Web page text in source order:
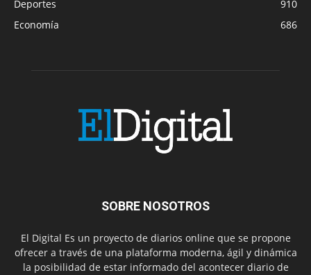
Deportes
910
Economía
686
SOBRE NOSOTROS
El Digital Es un proyecto de diarios online que se propone
ofrecer a través de una plataforma moderna, ágil y dinámica
la posibilidad de estar informado del acontecer diario de